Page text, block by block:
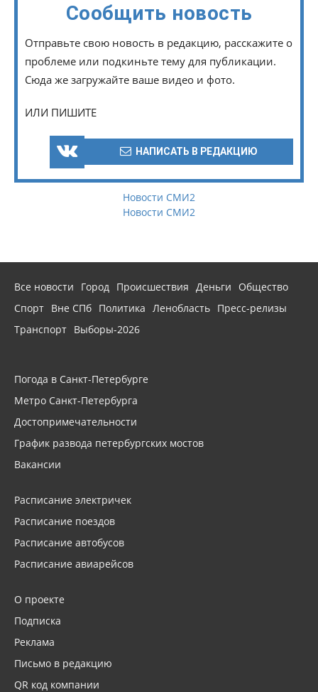
Сообщить новость
Отправьте свою новость в редакцию, расскажите о
проблеме или подкиньте тему для публикации.
Сюда же загружайте ваше видео и фото.
ИЛИ ПИШИТЕ
НАПИСАТЬ В РЕДАКЦИЮ
Новости СМИ2
Новости СМИ2
Все новости Город Происшествия Деньги
Общество
Спорт Вне СПб Политика Ленобласть Пресс-релизы
Транспорт Выборы-2026
Погода в Санкт-Петербурге
Метро Санкт-Петербурга
Достопримечательности
График развода петербургских мостов
Вакансии
Расписание электричек
Расписание поездов
Расписание автобусов
Расписание авиарейсов
О проекте
Подписка
Реклама
Письмо в редакцию
QR код компании